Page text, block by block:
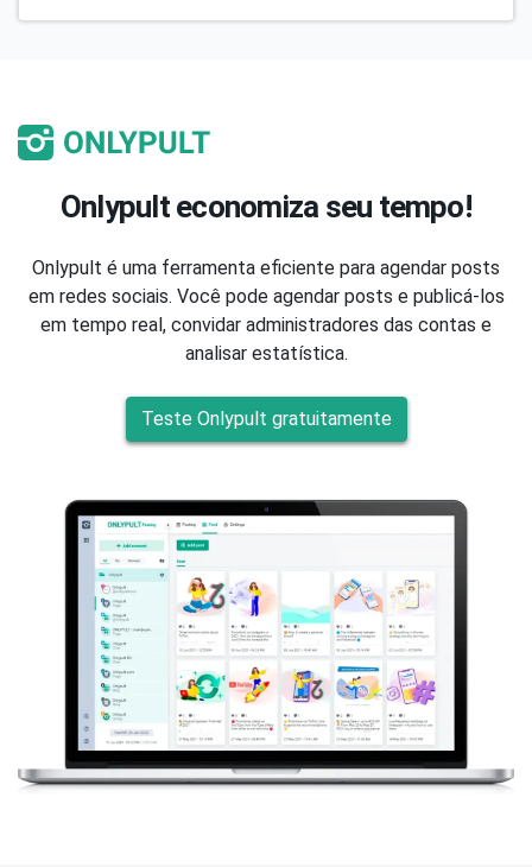
Onlypult economiza seu tempo!
Onlypult é uma ferramenta eficiente para agendar posts
em redes sociais. Você pode agendar posts e publicá-los
em tempo real, convidar administradores das contas e
analisar estatística.
Teste Onlypult gratuitamente